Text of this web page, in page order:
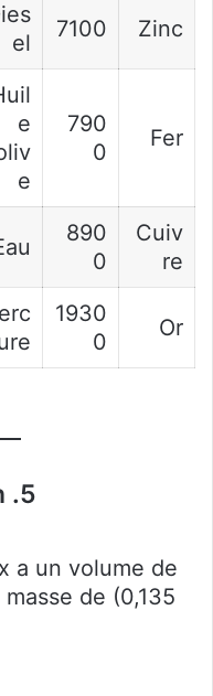
Zinc
7100
el
Fer
790
0
e
e
Cuiv
re
890
0
Or
1930
0
5. Exercice d’Application
a un volume de
de (0,135